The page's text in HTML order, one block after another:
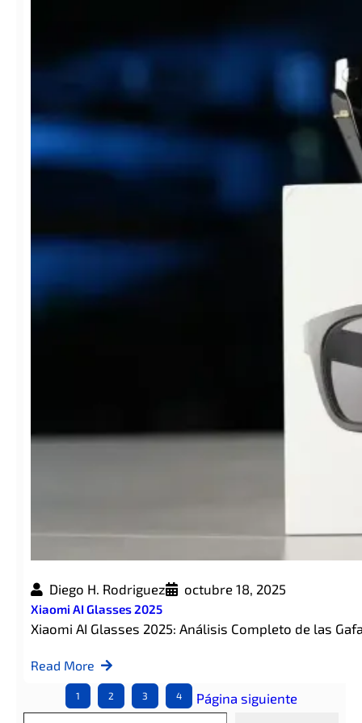
Diego H. Rodriguez octubre 18, 2025
Xiaomi AI Glasses 2025
Xiaomi AI Glasses 2025: Análisis Completo de las
Read More
1 2 3 4
Página siguiente
Escribe tu correo electrónico…